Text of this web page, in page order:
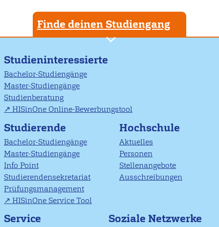
Finde deinen Studiengang
Studieninteressierte
Bachelor-Studiengänge
Master-Studiengänge
Studienberatung
HISinOne Online-Bewerbungstool
Studierende
Bachelor-Studiengänge
Master-Studiengänge
Info Point
Studierendensekretariat
Prüfungsmanagement
HISinOne Service Tool
Hochschule
Aktuelles
Personen
Stellenangebote
Ausschreibungen
Service Soziale Netzwerke